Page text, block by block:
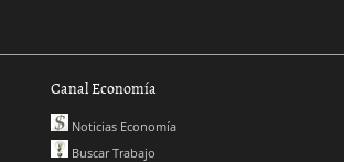
Canal Economía
Noticias Economía
Buscar Trabajo